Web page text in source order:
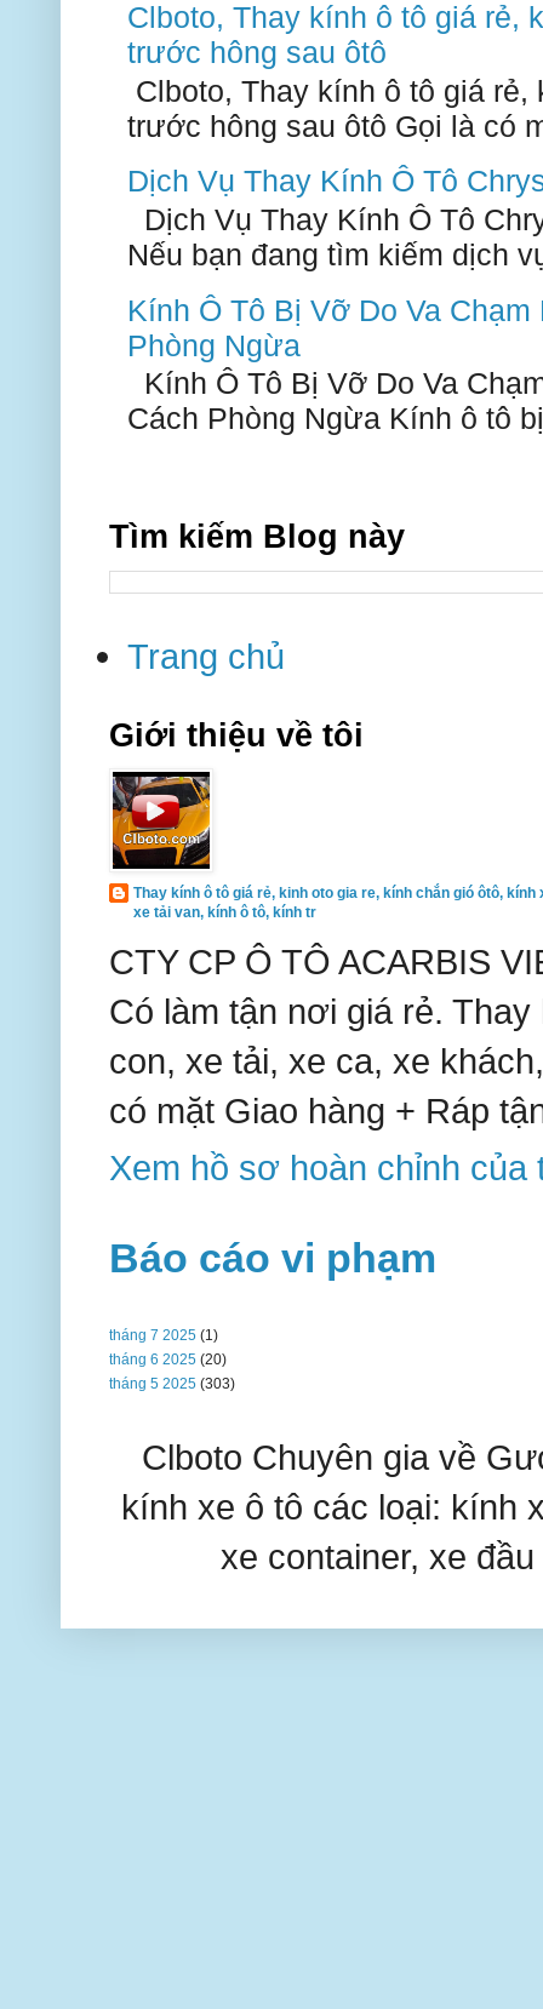
Clboto, Thay kính ô tô giá rẻ,
trước hông sau ôtô
Clboto, Thay kính ô tô giá
trước hông sau ôtô Gọi là có
Dịch Vụ Thay Kính Ô Tô
Dịch Vụ Thay Kính Ô Tô
Nếu bạn đang tìm kiếm dịch
Kính Ô Tô Bị Vỡ Do Va
Phòng Ngừa
Kính Ô Tô Bị Vỡ Do Va
Cách Phòng Ngừa Kính ô tô
Tìm kiếm Blog này
Trang chủ
Giới thiệu về tôi
Thay kính ô tô giá rẻ, kinh oto gia re, kính chắn gió ôtô,
xe tải van, kính ô tô, kính tr
CTY CP Ô TÔ ACARBIS
Có làm tận nơi giá rẻ.
con, xe tải, xe ca, xe
có mặt Giao hàng + Ráp
Xem hồ sơ hoàn chỉnh của
Báo cáo vi phạm
tháng 7 2025 (1)
tháng 6 2025 (20)
tháng 5 2025 (303)
Clboto Chuyên gia về
kính xe ô tô các loại: kính
xe container, xe